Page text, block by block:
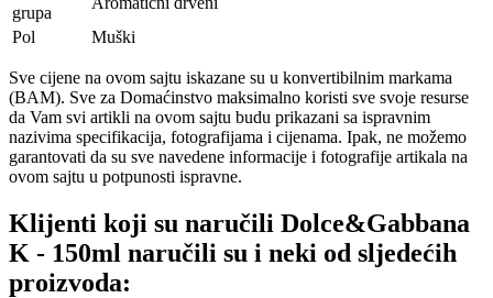
grupa
Pol
Muški
Sve cijene na ovom sajtu iskazane su u konvertibilnim markama
(BAM). Sve za Domaćinstvo maksimalno koristi sve svoje resurse
da Vam svi artikli na ovom sajtu budu prikazani sa ispravnim
nazivima specifikacija, fotografijama i cijenama. Ipak, ne možemo
garantovati da su sve navedene informacije i fotografije artikala na
ovom sajtu u potpunosti ispravne.
Klijenti koji su naručili Dolce&Gabbana
K - 150ml naručili su i neki od sljedećih
proizvoda: